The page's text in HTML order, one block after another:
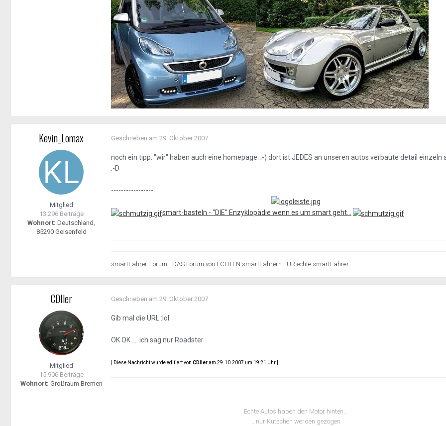
Kevin_Lomax
Mitglied
13.296 Beiträge
Wohnort: Deutschland,
85290 Geisenfeld
Geschrieben am 29. Oktober 2007
noch ein tipp: "wir" haben auch eine homepage. ;-) dort ist JEDES an unseren autos verbaute detail einzeln
:-D
-----------------
smart-basteln - "DIE" Enzyklopädie wenn es um smart geht...
smartFahrer-Forum - DAS Forum von ECHTEN smartFahrern FÜR echte smartFahrer
CDIler
Mitglied
15.906 Beiträge
Wohnort: Großraum Bremen
Geschrieben am 29. Oktober 2007
Gib mal die URL :lol:
OK OK .... ich sag nur Roadster
[ Diese Nachricht wurde editiert von CDIleram 29.10.2007 um 19:21 Uhr ]
Echte Autos haben den Motor hinten...
...nur Kutschen werden gezogen